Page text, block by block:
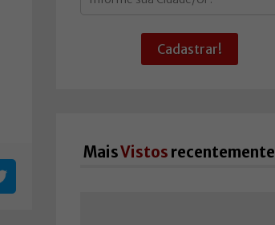
Cadastrar!
MaisVistos recentemente